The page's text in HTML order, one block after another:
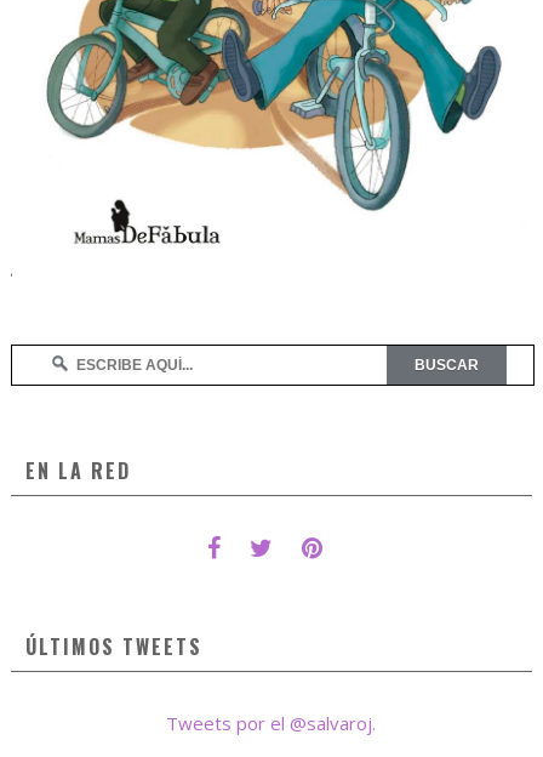
EN LA RED
ÚLTIMOS TWEETS
Tweets por el @salvaroj.